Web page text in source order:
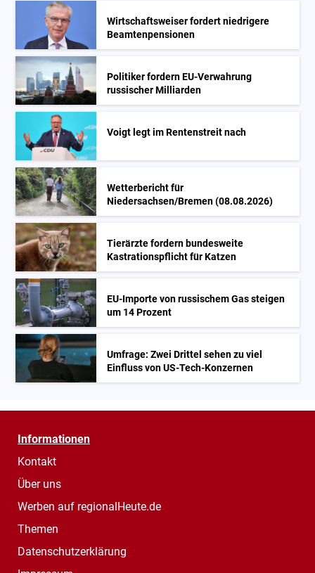
Wirtschaftsweiser fordert niedrigere
Beamtenpensionen
Politiker fordern EU-Verwahrung
russischer Milliarden
Voigt legt im Rentenstreit nach
Wetterbericht für
Niedersachsen/Bremen (08.08.2026)
Tierärzte fordern bundesweite
Kastrationspflicht für Katzen
EU-Importe von russischem Gas steigen
um 14 Prozent
Umfrage: Zwei Drittel sehen zu viel
Einfluss von US-Tech-Konzernen
Informationen
Kontakt
Über uns
Werben auf regionalHeute.de
Themen
Datenschutzerklärung